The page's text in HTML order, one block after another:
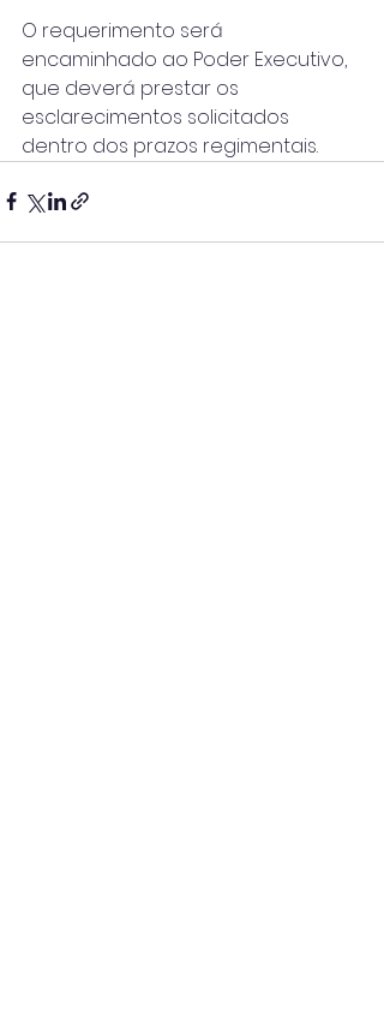
O requerimento será
encaminhado ao Poder Executivo,
que deverá prestar os
esclarecimentos solicitados
dentro dos prazos regimentais.